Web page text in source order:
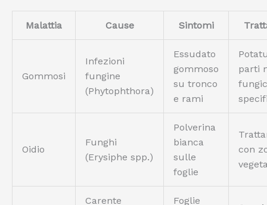
Malattia Cause Sintomi
Gommosi
Infezioni
fungine
(Phytophthora)
Essudato
gommoso
su tronco
e rami
parti
Oidio
Funghi
(Erysiphe spp.)
Polverina
bianca
sulle
foglie
con
Carente
Foglie